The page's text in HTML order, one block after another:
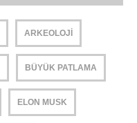
ARKEOLOJI
BÜYÜK PATLAMA
ELON MUSK